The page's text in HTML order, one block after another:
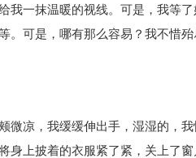
我一抹温暖的视线。可是，我等
。可是，哪有那么容易？我不惜
微凉，我缓缓伸出手，湿湿的，
身上披着的衣服紧了紧，关上了窗